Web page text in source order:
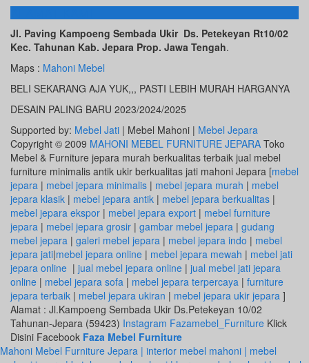
ALAMAT KAMI
Jl. Paving Kampoeng Sembada Ukir Ds. Petekeyan Rt10/02
Kec. Tahunan Kab. Jepara Prop. Jawa Tengah.
Maps : Mahoni Mebel
BELI SEKARANG AJA YUK,,, PASTI LEBIH MURAH HARGANYA
DESAIN PALING BARU 2023/2024/2025
Supported by: Mebel Jati | Mebel Mahoni | Mebel Jepara
Copyright © 2009 MAHONI MEBEL FURNITURE JEPARA Toko
Mebel & Furniture jepara murah berkualitas terbaik jual mebel
furniture minimalis antik ukir berkualitas jati mahoni Jepara [mebel
jepara | mebel jepara minimalis | mebel jepara murah | mebel
jepara klasik | mebel jepara antik | mebel jepara berkualitas |
mebel jepara ekspor | mebel jepara export | mebel furniture
jepara | mebel jepara grosir | gambar mebel jepara | gudang
mebel jepara | galeri mebel jepara | mebel jepara indo | mebel
jepara jati|mebel jepara online | mebel jepara mewah | mebel jati
jepara online | jual mebel jepara online | jual mebel jati jepara
online | mebel jepara sofa | mebel jepara terpercaya | furniture
jepara terbaik | mebel jepara ukiran | mebel jepara ukir jepara ]
Alamat : Jl.Kampoeng Sembada Ukir Ds.Petekeyan 10/02
Tahunan-Jepara (59423) Instagram Fazamebel_Furniture Klick
Disini Facebook Faza Mebel Furniture
Mahoni Mebel Furniture Jepara | interior mebel mahoni | mebel